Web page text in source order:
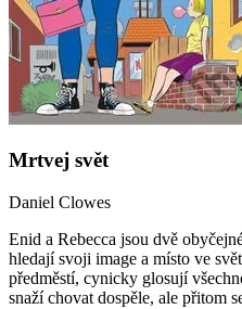
Mrtvej svět
Daniel Clowes
Enid a Rebecca jsou dvě
hledají svoji image a místo ve
předměstí, cynicky glosují
snaží chovat dospěle, ale přitom